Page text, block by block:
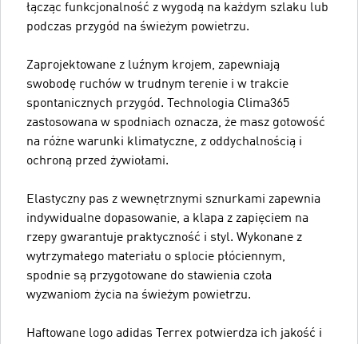
łącząc funkcjonalność z wygodą na każdym szlaku lub
podczas przygód na świeżym powietrzu.
Zaprojektowane z luźnym krojem, zapewniają
swobodę ruchów w trudnym terenie i w trakcie
spontanicznych przygód. Technologia Clima365
zastosowana w spodniach oznacza, że masz gotowość
na różne warunki klimatyczne, z oddychalnością i
ochroną przed żywiołami.
Elastyczny pas z wewnętrznymi sznurkami zapewnia
indywidualne dopasowanie, a klapa z zapięciem na
rzepy gwarantuje praktyczność i styl. Wykonane z
wytrzymałego materiału o splocie płóciennym,
spodnie są przygotowane do stawienia czoła
wyzwaniom życia na świeżym powietrzu.
Haftowane logo adidas Terrex potwierdza ich jakość i